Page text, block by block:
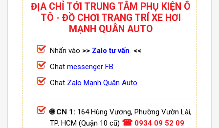
ĐỊA CHỈ TỚI TRUNG TÂM PHỤ KIỆN Ô
TÔ - ĐỒ CHƠI TRANG TRÍ XE HƠI
MẠNH QUÂN AUTO
Nhấn vào >> Zalo tư vấn <<
Chat messenger FB
Chat Zalo Mạnh Quân Auto
🌐 CN 1: 164 Hùng Vương, Phường Vườn Lài,
TP. HCM (Quận 10 cũ) ☎ 0934 09 52 09